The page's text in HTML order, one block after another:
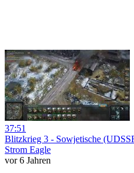
37:51
Blitzkrieg 3 - Sowjetische
Strom Eagle
vor 6 Jahren